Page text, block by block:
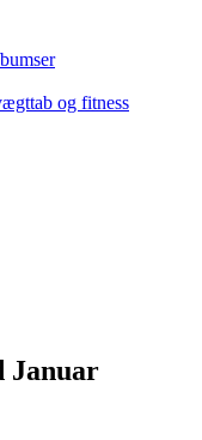
og fitness
Januar